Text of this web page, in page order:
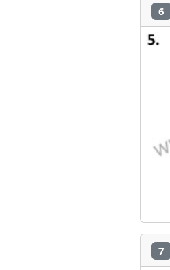
6
7